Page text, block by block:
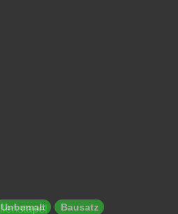
Unbemalt Bausatz